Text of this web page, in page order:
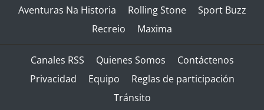
Aventuras Na Historia
Rolling Stone
Sport Buzz
Recreio
Maxima
Canales RSS Quienes Somos
Contáctenos
Privacidad
Equipo
Reglas de participación
Tránsito